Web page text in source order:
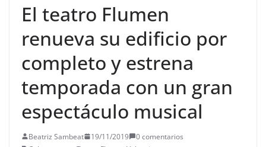
El teatro Flumen
renueva su edificio por
completo y estrena
temporada con un gran
espectáculo musical
Beatriz Sambeat 19/11/2019
0 comentarios